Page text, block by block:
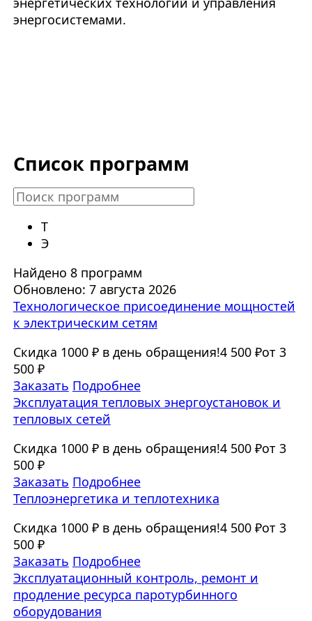
энергосистемами.
Список программ
Т
Э
Найдено 8 программ
Обновлено: 7 августа 2026
Технологическое присоединение мощностей
к электрическим сетям
Скидка 1000 ₽ в день обращения!4 500 ₽от 3
500 ₽
Заказать Подробнее
Эксплуатация тепловых энергоустановок и
тепловых сетей
Скидка 1000 ₽ в день обращения!4 500 ₽от 3
500 ₽
Заказать Подробнее
Теплоэнергетика и теплотехника
Скидка 1000 ₽ в день обращения!4 500 ₽от 3
500 ₽
Заказать Подробнее
Эксплуатационный контроль, ремонт и
продление ресурса паротурбинного
оборудования